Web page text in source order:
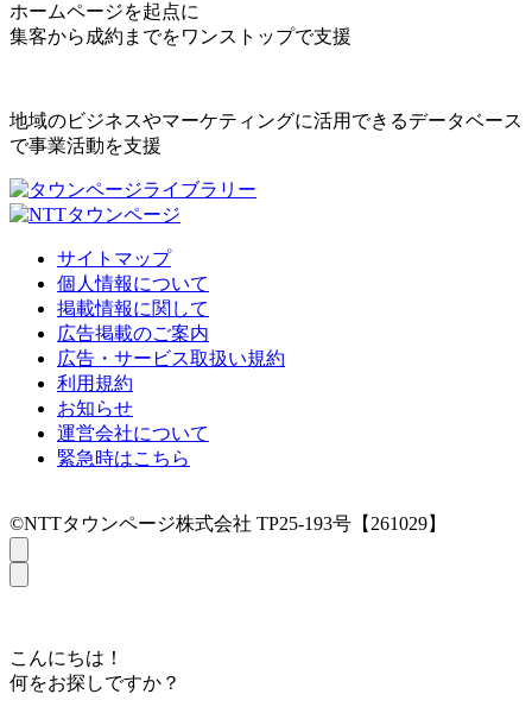
ホームページを起点に
集客から成約までをワンストップで支援
地域のビジネスやマーケティングに活用できるデータベース
で事業活動を支援
サイトマップ
個人情報について
掲載情報に関して
広告掲載のご案内
広告・サービス取扱い規約
利用規約
お知らせ
運営会社について
緊急時はこちら
©NTTタウンページ株式会社 TP25-193号【261029】
こんにちは！
何をお探しですか？